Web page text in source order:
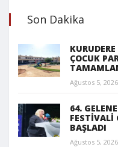
Son Dakika
ÇOCUK
Ağustos 5,
64.
FESTİVALİ
BAŞLADI
Ağustos 5,